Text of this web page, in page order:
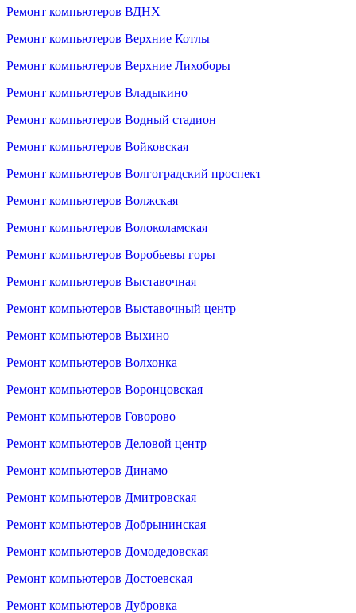
Ремонт компьютеров ВДНХ
Ремонт компьютеров Верхние Котлы
Ремонт компьютеров Верхние Лихоборы
Ремонт компьютеров Владыкино
Ремонт компьютеров Водный стадион
Ремонт компьютеров Войковская
Ремонт компьютеров Волгоградский проспект
Ремонт компьютеров Волжская
Ремонт компьютеров Волоколамская
Ремонт компьютеров Воробьевы горы
Ремонт компьютеров Выставочная
Ремонт компьютеров Выставочный центр
Ремонт компьютеров Выхино
Ремонт компьютеров Волхонка
Ремонт компьютеров Воронцовская
Ремонт компьютеров Говорово
Ремонт компьютеров Деловой центр
Ремонт компьютеров Динамо
Ремонт компьютеров Дмитровская
Ремонт компьютеров Добрынинская
Ремонт компьютеров Домодедовская
Ремонт компьютеров Достоевская
Ремонт компьютеров Дубровка